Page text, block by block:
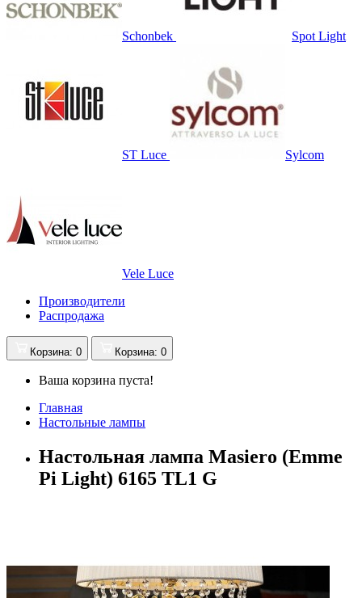
Schonbek Spot Light
ST Luce Sylcom
Vele Luce
Производители
Распродажа
Корзина: 0 Корзина: 0
Ваша корзина пуста!
Главная
Настольные лампы
Настольная лампа Masiero (Emme
Pi Light) 6165 TL1 G